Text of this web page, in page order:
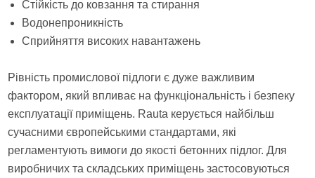
Стійкість до ковзання та стирання
Водонепроникність
Сприйняття високих навантажень
Рівність промислової підлоги є дуже важливим
фактором, який впливає на функціональність і безпеку
експлуатації приміщень. Rauta керується найбільш
сучасними європейськими стандартами, які
регламентують вимоги до якості бетонних підлог. Для
виробничих та складських приміщень застосовуються